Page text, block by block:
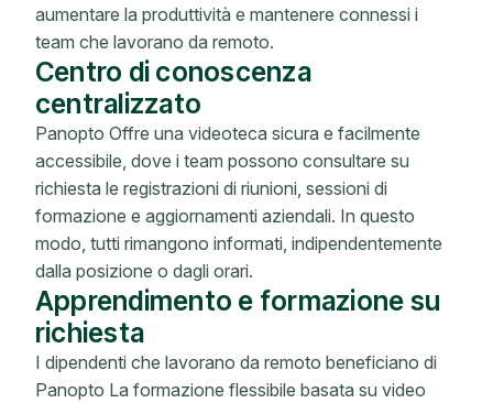
aumentare la produttività e mantenere connessi i
team che lavorano da remoto.
Centro di conoscenza
centralizzato
Panopto Offre una videoteca sicura e facilmente
accessibile, dove i team possono consultare su
richiesta le registrazioni di riunioni, sessioni di
formazione e aggiornamenti aziendali. In questo
modo, tutti rimangono informati, indipendentemente
dalla posizione o dagli orari.
Apprendimento e formazione su
richiesta
I dipendenti che lavorano da remoto beneficiano di
Panopto La formazione flessibile basata su video